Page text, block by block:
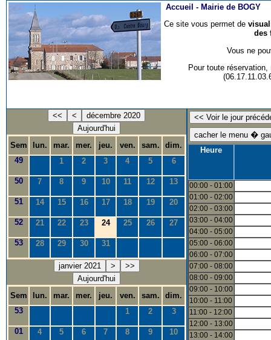
Accueil - Mairie de BOGY
Ce site vous permet de
des
Vous ne
Pour toute
<< <
décembre 2020
Aujourd'hui
Sem
lun. mar. mer. jeu. ven. sam.
dim.
49
1 2 3 4 5 6
50 7 8 9 10 11 12 13
51 14 15 16 17 18 19 20
52 21 22 23 24 25 26 27
53 28 29 30 31
janvier 2021 >
>>
Aujourd'hui
Sem
lun. mar. mer. jeu. ven. sam.
dim.
53
1 2 3
01 4 5 6 7 8 9 10
Heure
00:00 - 01:00
01:00 - 02:00
02:00 - 03:00
03:00 - 04:00
04:00 - 05:00
05:00 - 06:00
06:00 - 07:00
07:00 - 08:00
08:00 - 09:00
09:00 - 10:00
10:00 - 11:00
11:00 - 12:00
12:00 - 13:00
13:00 - 14:00